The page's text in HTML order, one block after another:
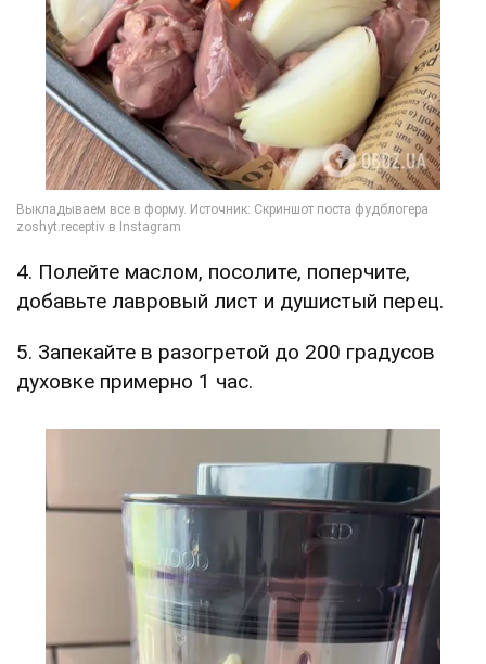
4. Полейте маслом, посолите, поперчите,
добавьте лавровый лист и душистый перец.
5. Запекайте в разогретой до 200 градусов
духовке примерно 1 час.